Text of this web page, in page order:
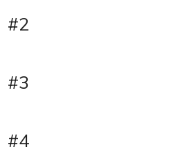
#2
#3
#4